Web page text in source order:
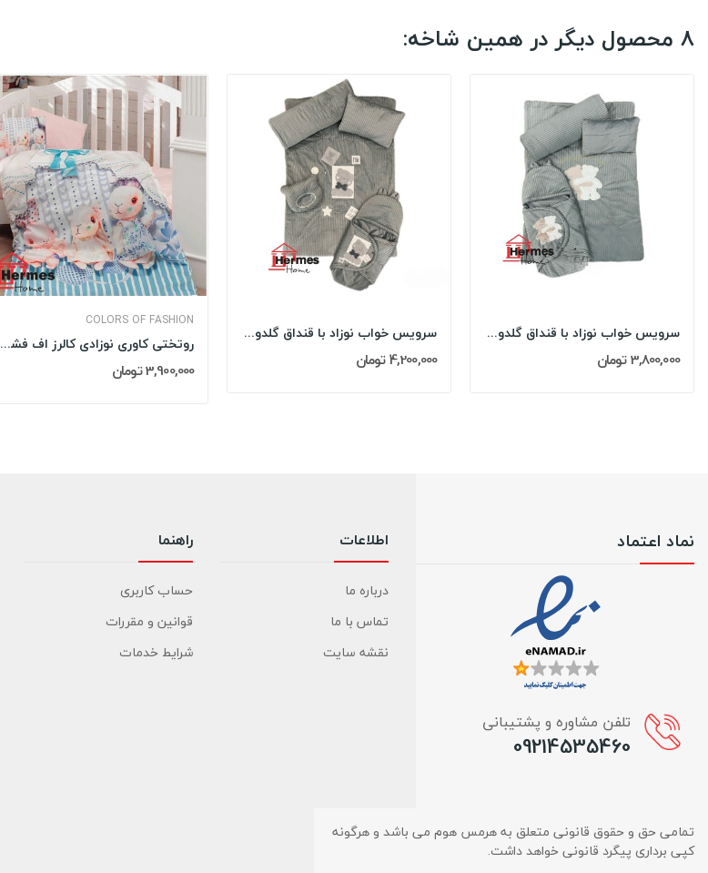
8 محصول دیگر در همین شاخه:
COLORS OF FASHION
روتختی کاوری نوزادی کالرز اف فشن COLORS OF...
3,900,000 تومان
سرویس خواب نوزاد با قنداق گلدوزی مادرکر...
4,200,000 تومان
سرویس خواب نوزاد با قنداق گلدوزی مادرکر...
3,800,000 تومان
نماد اعتماد
تلفن مشاوره و پشتیبانی
09214535460
اطلاعات
درباره ما
تماس با ما
نقشه سایت
راهنما
حساب کاربری
قوانین و مقررات
شرایط خدمات
تمامی حق و حقوق قانونی متعلق به هرمس هوم می باشد و هرگونه
کپی برداری پیگرد قانونی خواهد داشت.